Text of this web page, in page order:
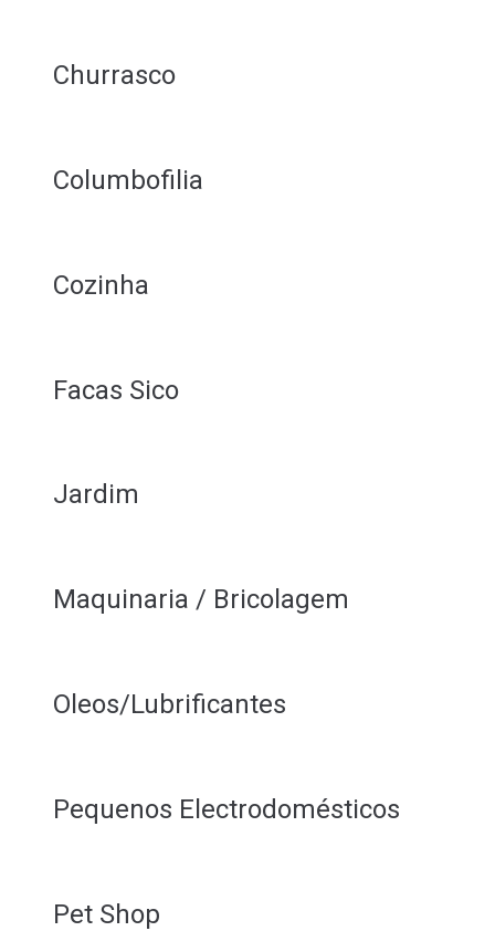
Churrasco
Columbofilia
Cozinha
Facas Sico
Jardim
Maquinaria / Bricolagem
Oleos/Lubrificantes
Pequenos Electrodomésticos
Pet Shop